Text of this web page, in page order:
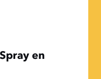
en